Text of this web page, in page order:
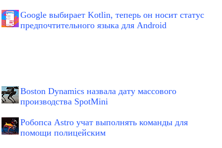
Google выбирает Kotlin, теперь он носит статус
предпочтительного языка для Android
Boston Dynamics назвала дату массового
производства SpotMini
Робопса Astro учат выполнять команды для
помощи полицейским